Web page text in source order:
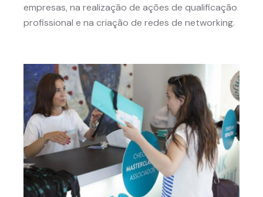
empresas, na realização de ações de qualificação
profissional e na criação de redes de networking.